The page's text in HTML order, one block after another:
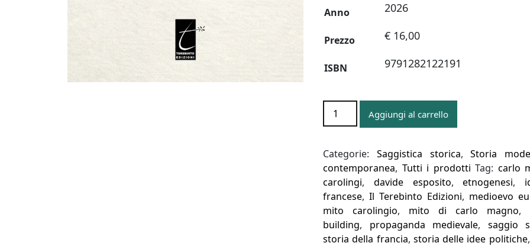
Anno 2026
Prezzo € 16,00
ISBN 9791282122191
mito
Carlo
Magno
quantità
Aggiungi al carrello
Categorie: Saggistica storica,Storia
contemporanea, Tutti i prodotti Tag: carlo
carolingi, davide esposito,etnogenesi,
francese,Il Terebinto Edizioni, medioevo
mito carolingio, mito di carlo magno,
building, propaganda medievale, saggio
storia della francia, storia delle idee politiche